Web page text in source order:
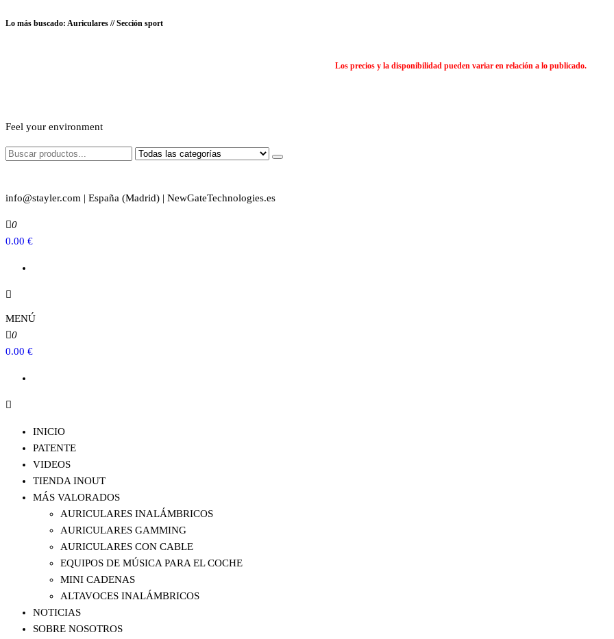
al
Lo más buscado: Auriculares // Sección sport
Los precios y la disponibilidad pueden variar en relación a lo publicado.
Feel your environment
info@stayler.com | España (Madrid) | NewGateTechnologies.es
0
0.00 €
MENÚ
0
0.00 €
INICIO
PATENTE
VIDEOS
TIENDA INOUT
MÁS VALORADOS
AURICULARES INALÁMBRICOS
AURICULARES GAMMING
AURICULARES CON CABLE
EQUIPOS DE MÚSICA PARA EL COCHE
MINI CADENAS
ALTAVOCES INALÁMBRICOS
NOTICIAS
SOBRE NOSOTROS